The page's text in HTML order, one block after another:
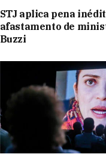
STJ aplica pena
afastamento de
Buzzi